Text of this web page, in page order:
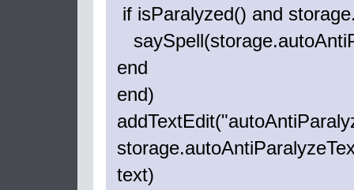
if isParalyzed() and
end
end)
text)